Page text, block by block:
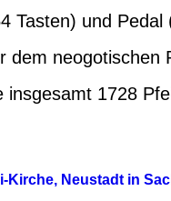
Tasten) und Pedal
dem neogotischen
insgesamt 1728